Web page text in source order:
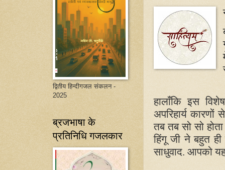
हालाँकि इस
अपरिहार्य कारणों
तब तब सो सो
हिंगू जी ने बहुत
साधुवाद. आपको
द्वितीय हिन्दीगजल संकलन -
2025
ब्रजभाषा के
प्रतिनिधि गजलकार